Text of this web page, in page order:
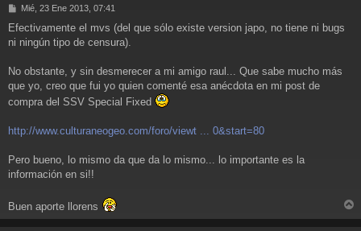
M
n
s
j
Mié, 23 Ene 2013, 07:41
Efectivamente el mvs (del que sólo existe version japo, no tiene ni bugs
ni ningún tipo de censura).
No obstante, y sin desmerecer a mi amigo raul... Que sabe mucho más
que yo, creo que fui yo quien comenté esa anécdota en mi post de
compra del SSV Special Fixed
http://www.culturaneogeo.com/foro/viewt ... 0&start=80
Pero bueno, lo mismo da que da lo mismo... lo importante es la
información en si!!
Buen aporte llorens
r